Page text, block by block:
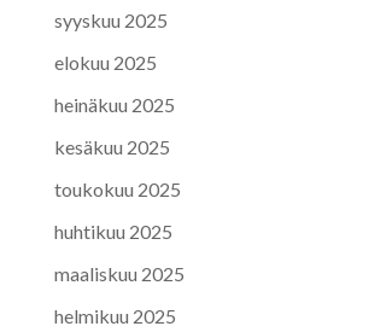
syyskuu 2025
elokuu 2025
heinäkuu 2025
kesäkuu 2025
toukokuu 2025
huhtikuu 2025
maaliskuu 2025
helmikuu 2025